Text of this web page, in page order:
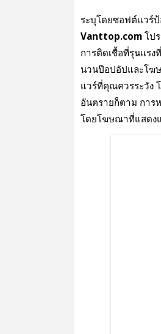
ระบุโดยซอฟต์แวร์
Vanttop.com โป
การติดเชื้อที่รุนแร
นวนป๊อปอัปและโฆ
แวร์ที่คุณควรระวัง
อันตรายก็ตาม การ
โดยโฆษณาที่แสดง